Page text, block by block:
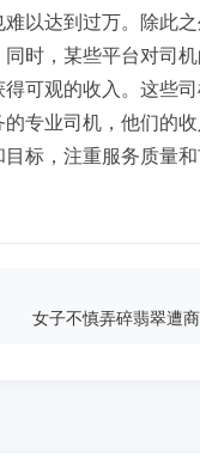
以达到过万。除此
时，某些平台对司
可观的收入。这些
专业司机，他们的
标，注重服务质量
女子不慎弄碎翡翠遭